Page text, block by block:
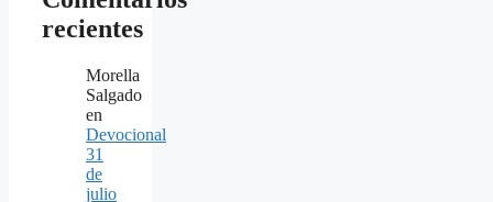
recientes
Morella
Salgado
en
Devocional
31
de
julio